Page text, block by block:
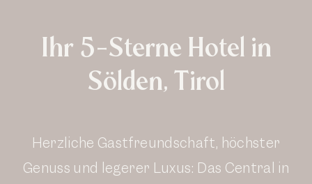
Ihr 5-Sterne Hotel in
Sölden, Tirol
Herzliche Gastfreundschaft, höchster
Genuss und legerer Luxus: Das Central in